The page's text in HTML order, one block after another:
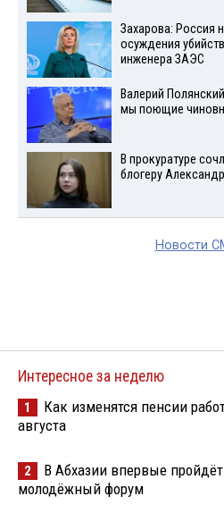
Захарова: Россия
осуждения
инженера ЗАЭС
Валерий
мы поющие
В прокуратуре
блогеру
Новости
Интересное за неделю
1
Как изменятся пенсии
августа
2
В Абхазии впервые
молодёжный форум